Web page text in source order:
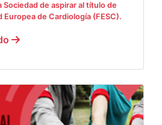
de aspirar al título de
Europea de Cardiología (FESC).